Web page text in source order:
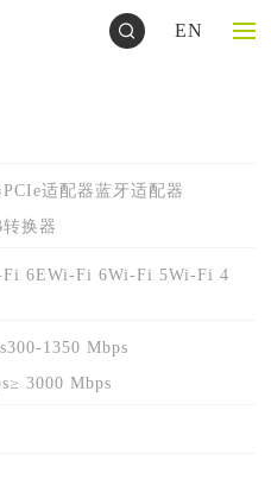
EN
PCIe适配器蓝牙适配器
转换器
Fi 6EWi-Fi 6Wi-Fi 5Wi-Fi 4
300-1350 Mbps
≥ 3000 Mbps